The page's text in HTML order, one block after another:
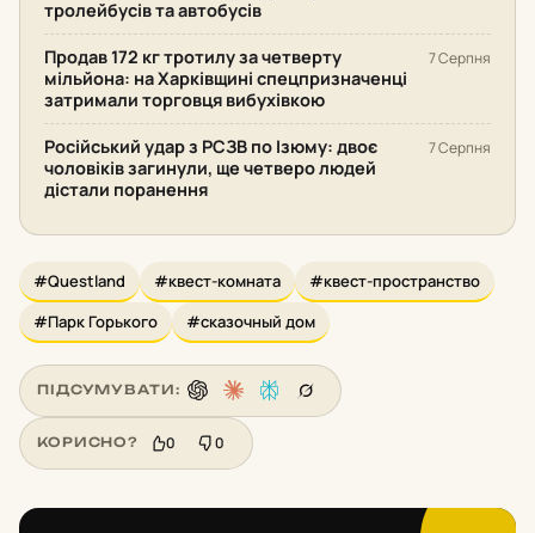
тролейбусів та автобусів
Продав 172 кг тротилу за четверту
мільйона: на Харківщині спецпризначенці
затримали торговця вибухівкою
7 Серпня
Російський удар з РСЗВ по Ізюму: двоє
чоловіків загинули, ще четверо людей
дістали поранення
7 Серпня
#Questland #квест-комната
#квест-пространство
#Парк Горького
#сказочный дом
ПІДСУМУВАТИ:
КОРИСНО? 0 0